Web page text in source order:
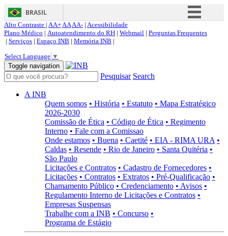
BRASIL
Simplifique!
Acesso à informação
Canais
Alto Contraste | AA+AAAA- | Acessibilidade
Plano Médico | Autoatendimento do RH | Webmail | Perguntas Frequentes
| Serviços | Espaço INB | Memória INB |
Select Language ▼
Toggle navigation
Pesquisar Search
A INB
Quem somos • História • Estatuto • Mapa Estratégico
2026-2030
Comissão de Ética • Código de Ética • Regimento
Interno • Fale com a Comissao
Onde estamos • Buena • Caetité • EIA - RIMA URA •
Caldas • Resende • Rio de Janeiro • Santa Quitéria •
São Paulo
Licitações e Contratos • Cadastro de Fornecedores •
Licitações • Contratos • Extratos • Pré-Qualificação •
Chamamento Público • Credenciamento • Avisos •
Regulamento Interno de Licitações e Contratos •
Empresas Suspensas
Trabalhe com a INB • Concurso •
Programa de Estágio